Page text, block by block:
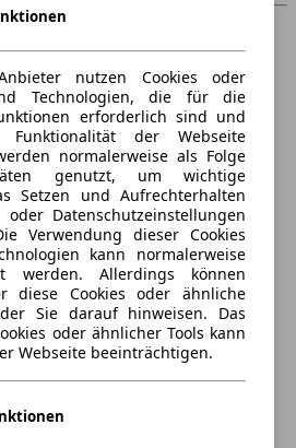
nutzen Cookies oder
Technologien, die für die
erforderlich sind und
der Webseite
normalerweise als Folge
genutzt, um wichtige
Setzen und Aufrechterhalten
Datenschutzeinstellungen
Verwendung dieser Cookies
kann normalerweise
werden. Allerdings können
diese Cookies oder ähnliche
Sie darauf hinweisen. Das
oder ähnlicher Tools kann
Webseite beeinträchtigen.